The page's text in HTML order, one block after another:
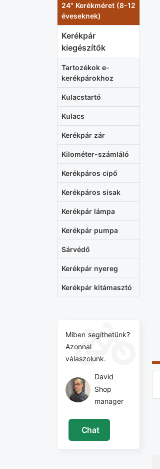
24" Kerékméret (8-12
éveseknek)
Kerékpár
kiegészítők
Tartozékok e-
kerékpárokhoz
Kulacstartó
Kulacs
Kerékpár zár
Kilométer-számláló
Kerékpáros cipő
Kerékpáros sisak
Kerékpár lámpa
Kerékpár pumpa
Sárvédő
Kerékpár nyereg
Kerékpár kitámasztó
Miben segíthetünk?
Azonnal
válaszolunk.
David
Shop
manager
Chat